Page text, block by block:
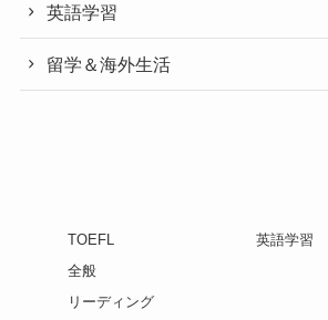
英語学習
留学＆海外生活
TOEFL
全般
リーディング
英語学習